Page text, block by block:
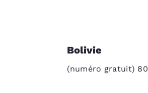
Bolivie
(numéro gratuit)